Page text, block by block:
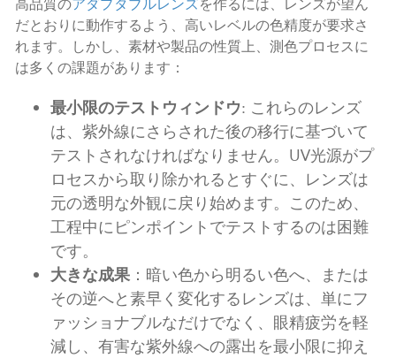
高品質のアダプタブルレンズを作るには、レンズが望ん
だとおりに動作するよう、高いレベルの色精度が要求さ
れます。しかし、素材や製品の性質上、測色プロセスに
は多くの課題があります：
最小限のテストウィンドウ: これらのレンズ
は、紫外線にさらされた後の移行に基づいて
テストされなければなりません。UV光源がプ
ロセスから取り除かれるとすぐに、レンズは
元の透明な外観に戻り始めます。このため、
工程中にピンポイントでテストするのは困難
です。
大きな成果 ：暗い色から明るい色へ、または
その逆へと素早く変化するレンズは、単にフ
ァッショナブルなだけでなく、眼精疲労を軽
減し、有害な紫外線への露出を最小限に抑え